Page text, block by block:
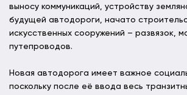
выносу коммуникаций, устройству
будущей автодороги, начато
искусственных сооружений – развязок,
путепроводов.
Новая автодорога имеет важное
поскольку после её ввода весь